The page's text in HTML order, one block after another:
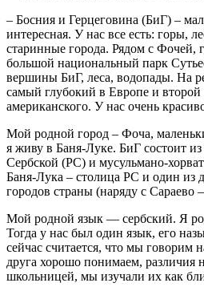
– Босния и Герцеговина (БиГ) –
интересная. У нас все есть: горы,
старинные города. Рядом с Фочей,
большой национальный парк
вершины БиГ, леса, водопады. На
самый глубокий в Европе и
американского. У нас очень
Мой родной город – Фоча,
я живу в Баня-Луке. БиГ состоит
Сербской (РС) и мусульмано-
Баня-Лука – столица РС и один из
городов страны (наряду с
Мой родной язык — сербский. Я
Тогда у нас был один язык, его
сейчас считается, что мы говорим
друга хорошо понимаем, различия
школьницей, мы изучали их как